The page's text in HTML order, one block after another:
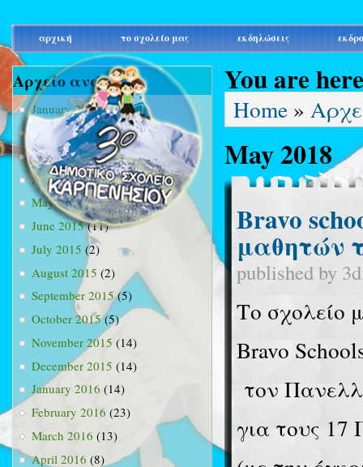
main_menu
αρχική το σχολείο μας εκδηλώσεις
Αρχείο ανά μήνα
January 2015(3)
February 2015(9)
March 2015(34)
April 2015(15)
May 2015(13)
June 2015(11)
July 2015 (2)
August 2015 (2)
September 2015(5)
October 2015(5)
November 2015 (14)
December 2015 (14)
January 2016 (14)
February 2016 (23)
March 2016 (13)
April 2016 (8)
You are here
Home »
May 2018
Bravo
μαθητών
published by
Το σχολείο
Bravo
τον
για τους 17